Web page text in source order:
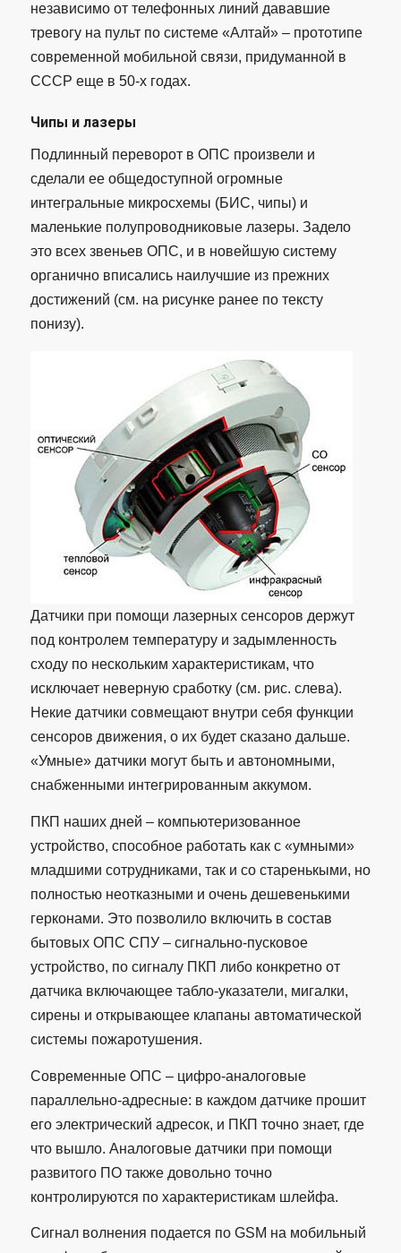
независимо от телефонных линий дававшие
тревогу на пульт по системе «Алтай» – прототипе
современной мобильной связи, придуманной в
СССР еще в 50-х годах.
Чипы и лазеры
Подлинный переворот в ОПС произвели и
сделали ее общедоступной огромные
интегральные микросхемы (БИС, чипы) и
маленькие полупроводниковые лазеры. Задело
это всех звеньев ОПС, и в новейшую систему
органично вписались наилучшие из прежних
достижений (см. на рисунке ранее по тексту
понизу).
Датчики при помощи лазерных сенсоров держут
под контролем температуру и задымленность
сходу по нескольким характеристикам, что
исключает неверную сработку (см. рис. слева).
Некие датчики совмещают внутри себя функции
сенсоров движения, о их будет сказано дальше.
«Умные» датчики могут быть и автономными,
снабженными интегрированным аккумом.
ПКП наших дней – компьютеризованное
устройство, способное работать как с «умными»
младшими сотрудниками, так и со старенькыми, но
полностью неотказными и очень дешевенькими
герконами. Это позволило включить в состав
бытовых ОПС СПУ – сигнально-пусковое
устройство, по сигналу ПКП либо конкретно от
датчика включающее табло-указатели, мигалки,
сирены и открывающее клапаны автоматической
системы пожаротушения.
Современные ОПС – цифро-аналоговые
параллельно-адресные: в каждом датчике прошит
его электрический адресок, и ПКП точно знает, где
что вышло. Аналоговые датчики при помощи
развитого ПО также довольно точно
контролируются по характеристикам шлейфа.
Сигнал волнения подается по GSM на мобильный